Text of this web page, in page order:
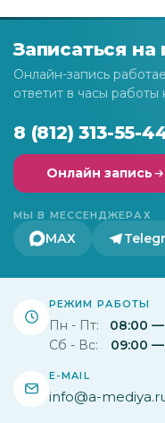
Записаться на
Онлайн-запись
ответит в часы работы
8 (812) 313-55-
Онлайн запись
МЫ В МЕССЕНДЖЕРАХ
МАХ
РЕЖИМ РАБОТЫ
Пн - Пт:
08:00
Сб - Вс:
09:00
E-MAIL
info@a-